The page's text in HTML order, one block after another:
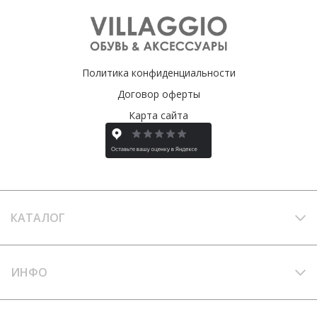
Политика конфиденциальности
Договор оферты
Карта сайта
КАТАЛОГ
ИНФО